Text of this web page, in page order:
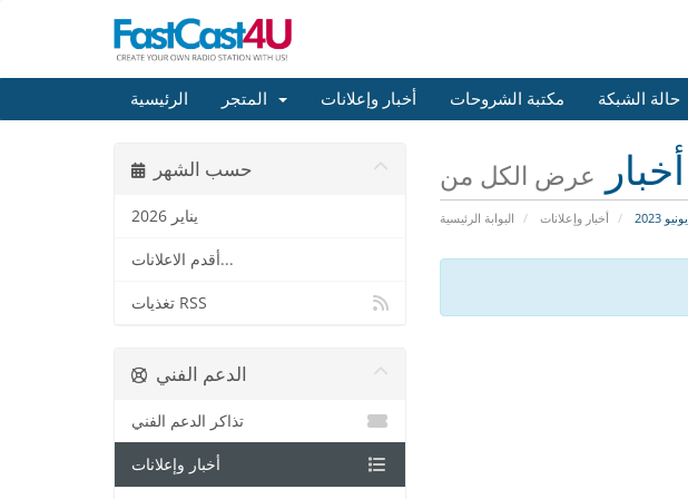
الرئيسية أخبار وإعلانات مكتبة الشروحات حالة الشبكة
أخبار
البوابة الرئيسية أخبار وإعلانات يونيو 2023
حسب الشهر
يناير 2026
أقدم الاعلانات...
تغذيات RSS
الدعم الفني
تذاكر الدعم الفني
أخبار وإعلانات